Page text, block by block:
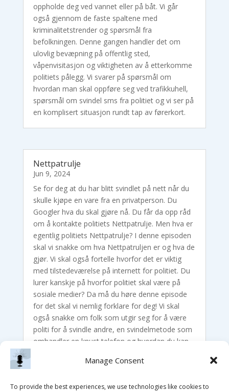
Manage Consent
To provide the best experiences, we use technologies like cookies to
oppholde deg ved vannet eller på båt. Vi går
også gjennom de faste spaltene med
kriminalitetstrender og spørsmål fra
befolkningen. Denne gangen handler det om
ulovlig bevæpning på offentlig sted,
våpenvisitasjon og viktigheten av å etterkomme
politiets pålegg. Vi svarer på spørsmål om
hvordan man skal oppføre seg ved trafikkuhell,
spørsmål om svindel sms fra politiet og vi ser på
en komplisert situasjon rundt tap av førerkort.
Nettpatrulje
Jun 9, 2024
Se for deg at du har blitt svindlet på nett når du
skulle kjøpe en vare fra en privatperson. Du
Googler hva du skal gjøre nå. Du får da opp råd
om å kontakte politiets Nettpatrulje. Men hva er
egentlig politiets Nettpatrulje? I denne episoden
skal vi snakke om hva Nettpatruljen er og hva de
gjør. Vi skal også fortelle hvorfor det er viktig
med tilstedeværelse på internett for politiet. Du
lurer kanskje på hvorfor politiet skal være på
sosiale medier? Da må du høre denne episode
for det skal vi nemlig forklare for deg! Vi skal
også snakke om folk som utgir seg for å være
politi for å svindle andre, en svindelmetode som
omhandler en knust telefon og hvordan du kan